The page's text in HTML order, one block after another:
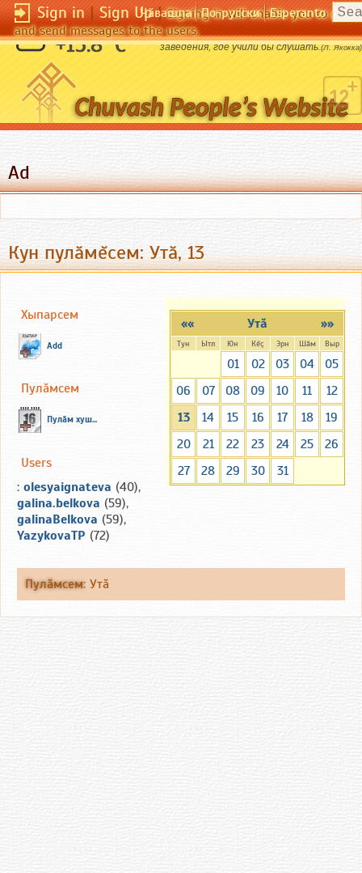
Sign in|Sign Up|Signing in will enable you to post
and send messages to the users.
Чӑвашла По-русски Esperanto
+15.8 °C
Жаль, что не существует учебного
заведения, где учили бы слушать.(Л. Якокка)
Ad
Кун пулăмĕсем: Утă, 13
»»
«« Утă
Тун Ытл Юн Кĕç Эрн Шăм Выр
01 02 03 04
05
06
07 08 09 10 11
12
13
14 15 16 17 18
19
20
21 22 23 24 25
26
27
28 29 30 31
Хыпарсем
Add
Пулăмсем
Пулăм хуш...
Users
: olesyaignateva (40),
galina.belkova (59),
galinaBelkova (59),
YazykovaTP (72)
Пулăмсем: Утă